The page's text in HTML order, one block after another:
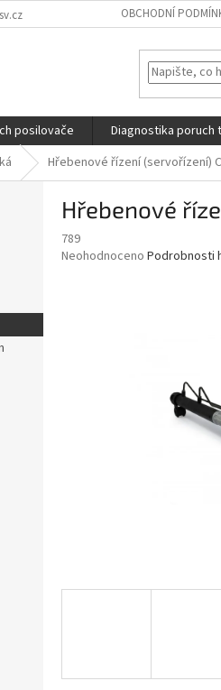
OBCHODNÍ
posilovače Diagnostika poruch
Hřebenové řízení (servořízení)
Hřebenové
789
Průměrné
Neohodnoceno Podrobnosti